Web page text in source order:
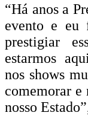
“Há anos a
evento e eu
prestigiar
estarmos
nos shows
comemorar e
nosso